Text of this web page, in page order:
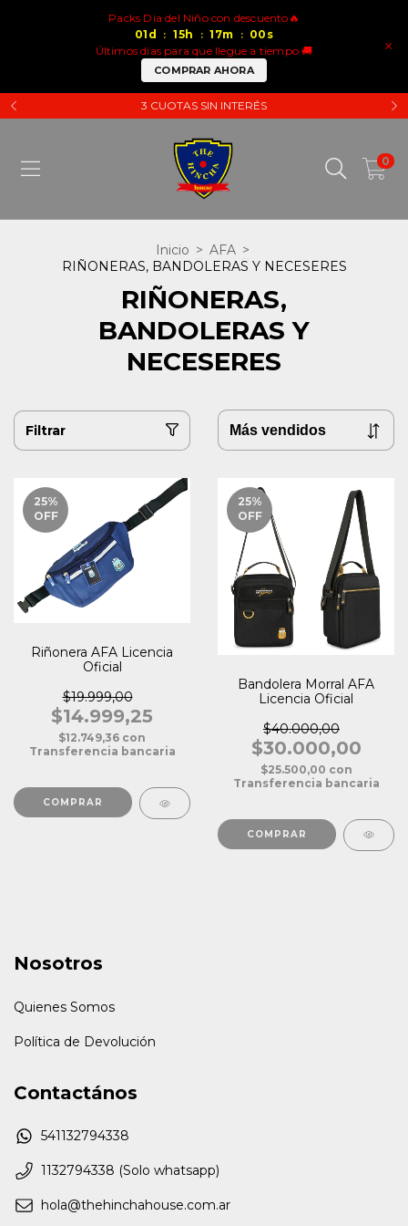
×
Packs Dia del Niño con descuento🔥
01 d : 15h : 17m : 00 s
Últimos días para que llegue a tiempo 🚚
COMPRAR AHORA
3 CUOTAS SIN INTERÉS
0
Inicio > AFA >
RIÑONERAS, BANDOLERAS Y NECESERES
RIÑONERAS,
BANDOLERAS Y
NECESERES
Filtrar
25%
OFF
Riñonera AFA Licencia
Oficial
$19.999,00
$14.999,25
$12.749,36 con
Transferencia bancaria
25%
OFF
Bandolera Morral AFA
Licencia Oficial
$40.000,00
$30.000,00
$25.500,00 con
Transferencia bancaria
Nosotros
Quienes Somos
Política de Devolución
Contactános
541132794338
1132794338 (Solo whatsapp)
hola@thehinchahouse.com.ar